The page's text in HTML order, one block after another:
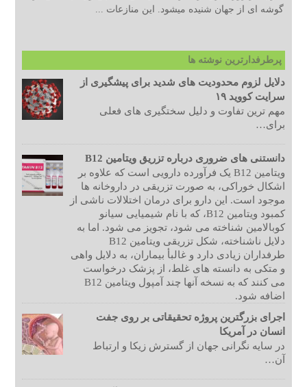
گوشه ای از جهان شنیده میشود. این منازعات ...
پرطرفدارترین نوشته ها
دلایل لزوم محدودیت های شدید برای پیشگیری از
سرایت کووید ۱۹
مهم ترین تفاوت و دلیل سختگیری های فعلی
برای…
دانستنی های ضروری درباره تزریق ویتامین B12
ویتامین B12 یک فرآورده دارویی است که علاوه بر
اشکال خوراکی، به صورت تزریقی در داروخانه ها
موجود است. این دارو برای درمان اختلالات ناشی از
کمبود ویتامین B12، که با نام شیمیایی سیانو
کوبالامین شناخته می شود، تجویز می شود. اما به
دلایل ناشناخته، شکل تزریقی ویتامین B12
طرفداران زیادی دارد و غالبأ بیماران، به دلایل واهی
و متکی به دانسته های غلط، از پزشک درخواست
می کنند که به نسخه آنها چند آمپول ویتامین B12
اضافه شود.
اجرای بزرگترین پروژه تحقیقاتی بر روی جفت
انسان در آمریکا
در سایه نگرانی جهان از گسترش زیکا و ارتباط
آن…